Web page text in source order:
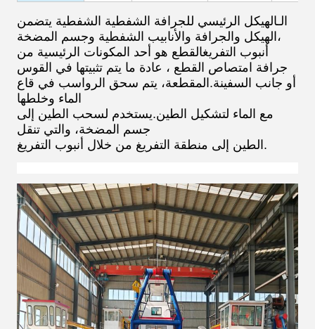
الـالهيكل الرئيسي للجرافة الشفطية الشفطية يتضمن
الهيكل والجرافة والأنابيب الشفطية وجسم المضخة،
أنبوب التفريغالقطع هو أحد المكونات الرئيسية من
جرافة امتصاص القطع ، عادة ما يتم تثبيتها في القوس
أو جانب السفينة. المقطعة، يتم سحق الرواسب في قاع
الماء وخلطها
مع الماء لتشكيل الطين.يستخدم لسحب الطين إلى
جسم المضخة، والتي تنقل
الطين إلى منطقة التفريغ من خلال أنبوب التفريغ.